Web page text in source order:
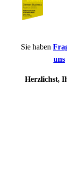
Sie haben
uns
Herzlichst,